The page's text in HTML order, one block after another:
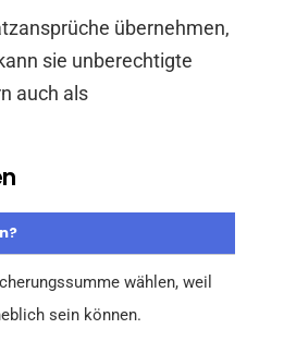
übernehmen,
sie unberechtigte
auch als
wählen, weil
sein können.